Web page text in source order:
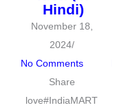
Hindi)
November 18,
2024/
No Comments
Share
love#IndiaMART